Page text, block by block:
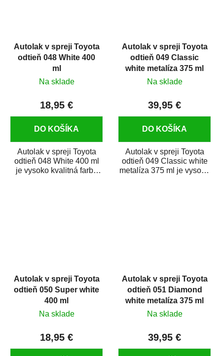
Autolak v spreji Toyota
odtieň 048 White 400
ml
Na sklade
18,95 €
DO KOŠÍKA
Autolak v spreji Toyota
odtieň 048 White 400 ml
je vysoko kvalitná farba
Autolak v spreji Toyota
odtieň 049 Classic
white metalíza 375 ml
Na sklade
39,95 €
DO KOŠÍKA
Autolak v spreji Toyota
odtieň 049 Classic white
metalíza 375 ml je vysoko
Autolak v spreji Toyota
odtieň 050 Super white
400 ml
Na sklade
18,95 €
Autolak v spreji Toyota
odtieň 051 Diamond
white metalíza 375 ml
Na sklade
39,95 €